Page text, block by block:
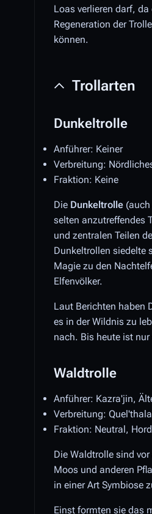
Loas verlieren darf,
Regeneration der
können.
Trollarten
Dunkeltrolle
Anführer: Keiner
Verbreitung:
Fraktion: Keine
Die Dunkeltrolle
selten anzutreffendes
und zentralen Teilen
Dunkeltrollen siedelte
Magie zu den
Elfenvölker.
Laut Berichten haben
es in der Wildnis zu
nach. Bis heute ist
Waldtrolle
Anführer: Kazra'jin,
Verbreitung:
Fraktion: Neutral,
Die Waldtrolle sind
Moos und anderen
in einer Art Symbiose
Einst formten sie das